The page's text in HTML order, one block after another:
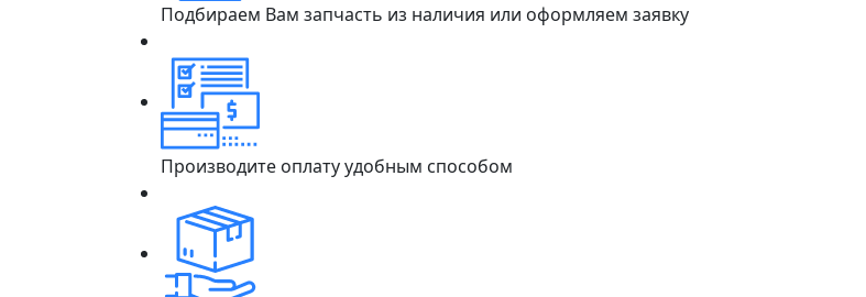
Подбираем Вам запчасть из наличия или оформляем заявку
Производите оплату удобным способом